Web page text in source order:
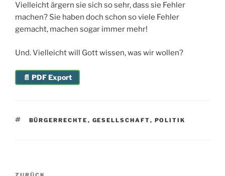
Vielleicht ärgern sie sich so sehr, dass sie Fehler
machen? Sie haben doch schon so viele Fehler
gemacht, machen sogar immer mehr!
Und. Vielleicht will Gott wissen, was wir wollen?
📄 PDF Export
SCHLAGWÖRTER
BÜRGERRECHTE , GESELLSCHAFT, POLITIK
Beitragsnavigation